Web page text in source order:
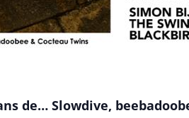
de… Slowdive,